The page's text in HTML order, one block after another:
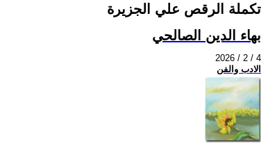
تكملة الرقص علي الجزيرة
بهاء الدين الصالحي
2026 / 2 / 4
الادب والفن